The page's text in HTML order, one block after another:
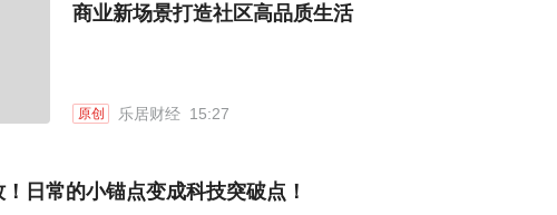
商业新场景打造社区高品质生活
原创 乐居财经 15:27
日常的小锚点变成科技突破点！